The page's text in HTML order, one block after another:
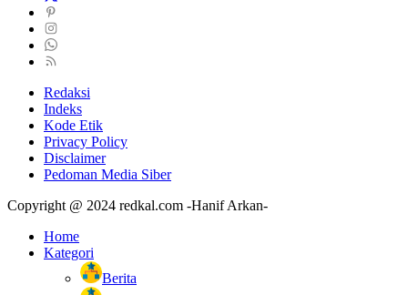
Redaksi
Indeks
Kode Etik
Privacy Policy
Disclaimer
Pedoman Media Siber
Copyright @ 2024 redkal.com -Hanif Arkan-
Home
Kategori
Berita